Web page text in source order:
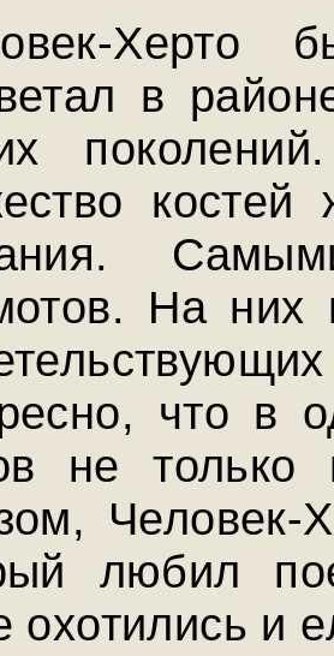
в
На них
что в
не только
Человек-
любил
охотились и